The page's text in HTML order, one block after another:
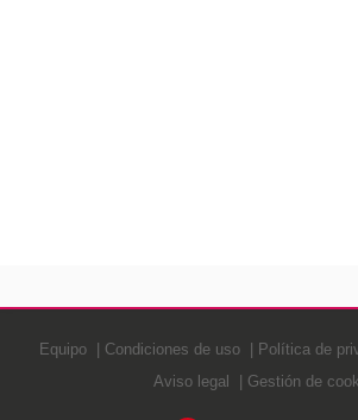
Equipo Condiciones de uso Política de
Aviso legal
Gestión de